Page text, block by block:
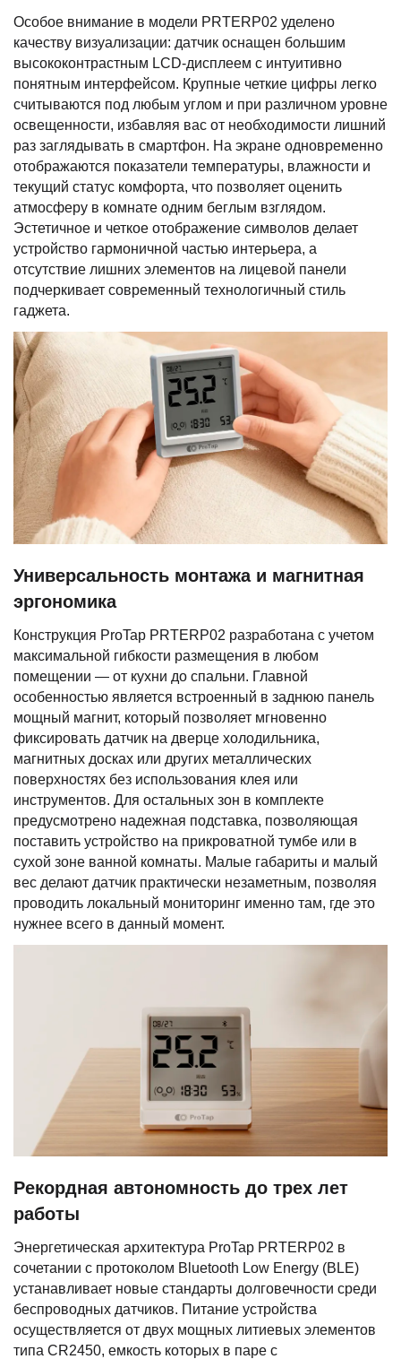
Особое внимание в модели PRTERP02 уделено
качеству визуализации: датчик оснащен большим
высококонтрастным LCD-дисплеем с интуитивно
понятным интерфейсом. Крупные четкие цифры легко
считываются под любым углом и при различном уровне
освещенности, избавляя вас от необходимости лишний
раз заглядывать в смартфон. На экране одновременно
отображаются показатели температуры, влажности и
текущий статус комфорта, что позволяет оценить
атмосферу в комнате одним беглым взглядом.
Эстетичное и четкое отображение символов делает
устройство гармоничной частью интерьера, а
отсутствие лишних элементов на лицевой панели
подчеркивает современный технологичный стиль
гаджета.
Универсальность монтажа и магнитная
эргономика
Конструкция ProTap PRTERP02 разработана с учетом
максимальной гибкости размещения в любом
помещении — от кухни до спальни. Главной
особенностью является встроенный в заднюю панель
мощный магнит, который позволяет мгновенно
фиксировать датчик на дверце холодильника,
магнитных досках или других металлических
поверхностях без использования клея или
инструментов. Для остальных зон в комплекте
предусмотрено надежная подставка, позволяющая
поставить устройство на прикроватной тумбе или в
сухой зоне ванной комнаты. Малые габариты и малый
вес делают датчик практически незаметным, позволяя
проводить локальный мониторинг именно там, где это
нужнее всего в данный момент.
Рекордная автономность до трех лет
работы
Энергетическая архитектура ProTap PRTERP02 в
сочетании с протоколом Bluetooth Low Energy (BLE)
устанавливает новые стандарты долговечности среди
беспроводных датчиков. Питание устройства
осуществляется от двух мощных литиевых элементов
типа CR2450, емкость которых в паре с